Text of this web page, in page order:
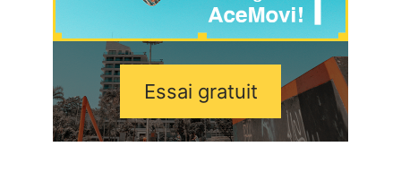
Essai gratuit